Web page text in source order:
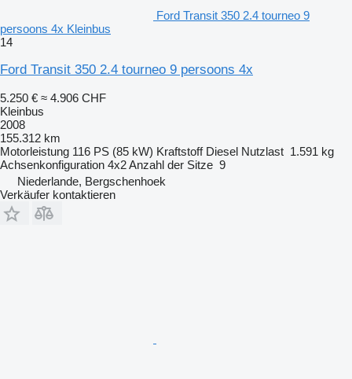
Ford Transit 350 2.4 tourneo 9
persoons 4x Kleinbus
14
Ford Transit 350 2.4 tourneo 9 persoons 4x
5.250 € ≈ 4.906 CHF
Kleinbus
2008
155.312 km
Motorleistung 116 PS (85 kW) Kraftstoff Diesel Nutzlast 1.591 kg
Achsenkonfiguration 4x2Anzahl der Sitze 9
Niederlande, Bergschenhoek
Verkäufer kontaktieren